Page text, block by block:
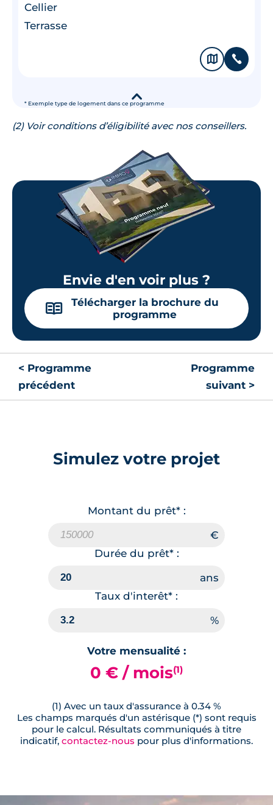
* Exemple type de logement dans ce programme
Cellier
Terrasse
🗞 📞
▾
(2) Voir conditions d’éligibilité avec nos conseillers.
Envie d'en voir plus ?
📖
Télécharger la brochure du
programme
< Programme
précédent
Programme
suivant >
Simulez votre projet
Montant du prêt* :
Durée du prêt* :
Taux d'interêt* :
Votre mensualité :
0 € / mois(1)
(1) Avec un taux d'assurance à 0.34 %
Les champs marqués d'un astérisque (*) sont requis
pour le calcul. Résultats communiqués à titre
indicatif, contactez-nous pour plus d'informations.